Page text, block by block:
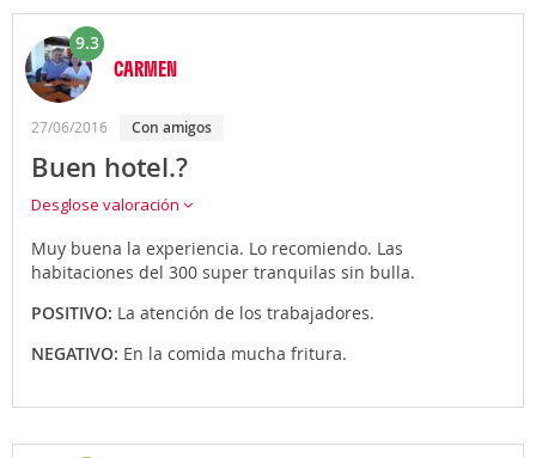
9.3
CARMEN
27/06/2016 con amigos
Buen hotel.?
Desglose valoración
Muy buena la experiencia. Lo recomiendo. Las
habitaciones del 300 super tranquilas sin bulla.
POSITIVO: La atención de los trabajadores.
NEGATIVO: En la comida mucha fritura.